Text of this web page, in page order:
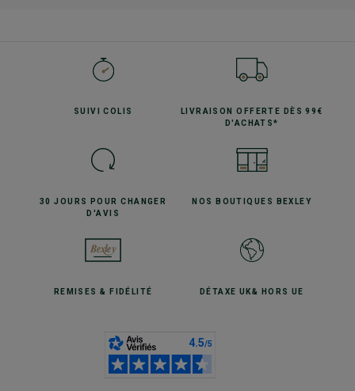
SUIVICOLIS LIVRAISON OFFERTE
DÈS 99€
D'ACHATS*
30 JOURS POURCHANGER
D'AVIS
NOS BOUTIQUES BEXLEY
REMISES& FIDÉLITÉ DÉTAXE UK& HORS UE